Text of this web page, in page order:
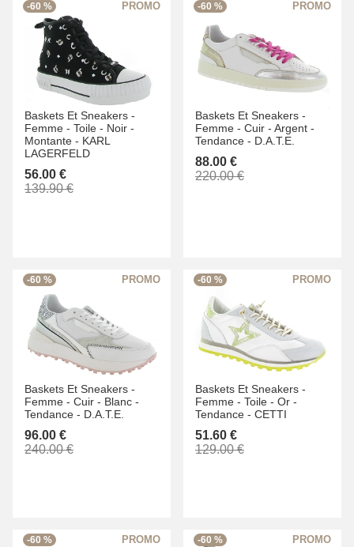
-60 %
Baskets Et Sneakers -
Femme - Toile - Noir -
Montante - KARL
LAGERFELD
56.00 €
139.90 €
-60 %
Baskets Et Sneakers -
Femme - Cuir - Argent -
Tendance - D.A.T.E.
88.00 €
220.00 €
-60 %
Baskets Et Sneakers -
Femme - Cuir - Blanc -
Tendance - D.A.T.E.
96.00 €
240.00 €
-60 %
Baskets Et Sneakers -
Femme - Toile - Or -
Tendance - CETTI
51.60 €
129.00 €
-60 % -60 %